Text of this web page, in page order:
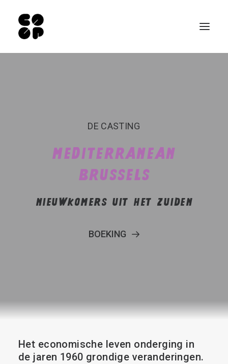
Espace pro
DE CASTING
MEDITERRANEAN
BRUSSELS
NIEUWKOMERS UIT HET ZUIDEN
BOEKING
Het economische leven onderging in
de jaren 1960 grondige veranderingen.